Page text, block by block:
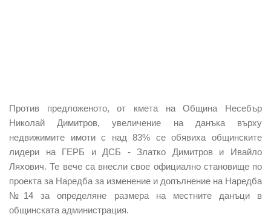
Против предложеното, от кмета на Община Несебър
Николай Димитров, увеличение на данъка върху
недвижимите имоти с над 83% се обявиха общинските
лидери на ГЕРБ и ДСБ - Златко Димитров и Ивайло
Ляхович. Те вече са внесли свое официално становище по
проекта за Наредба за изменение и допълнение на Наредба
№14 за определяне размера на местните данъци в
общинската администрация.